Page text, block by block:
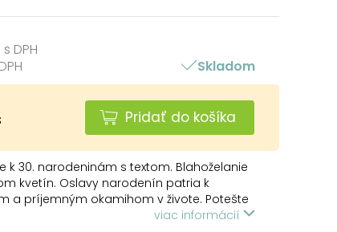
s DPH
Skladom
Pridať do košíka
k 30. narodeninám s textom. Blahoželanie
kvetín. Oslavy narodenín patria k
a príjemným okamihom v živote. Potešte
a spolu s darčekom mu venujte originálne a
viac informácií